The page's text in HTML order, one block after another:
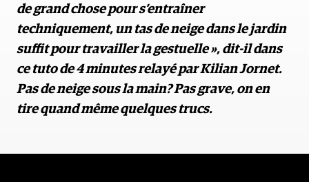
de grand chose pour s’entraîner
techniquement, un tas de neige dans le jardin
suffit pour travailler la gestuelle », dit-il dans
ce tuto de 4 minutes relayé par Kilian Jornet.
Pas de neige sous la main? Pas grave, on en
tire quand même quelques trucs.